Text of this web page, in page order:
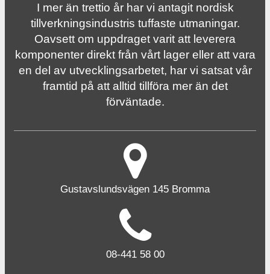
I mer än trettio år har vi antagit nordisk
tillverknings­industris tuffaste utmaningar.
Oavsett om uppdraget varit att leverera
komponenter direkt från vårt lager eller att vara
en del av utvecklingsarbetet, har vi satsat vår
framtid på att alltid tillföra mer än det
förväntade.
Gustavslundsvägen 145 Bromma
08-441 58 00